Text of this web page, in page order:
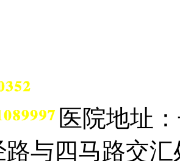
医院地址
路与四马路交汇